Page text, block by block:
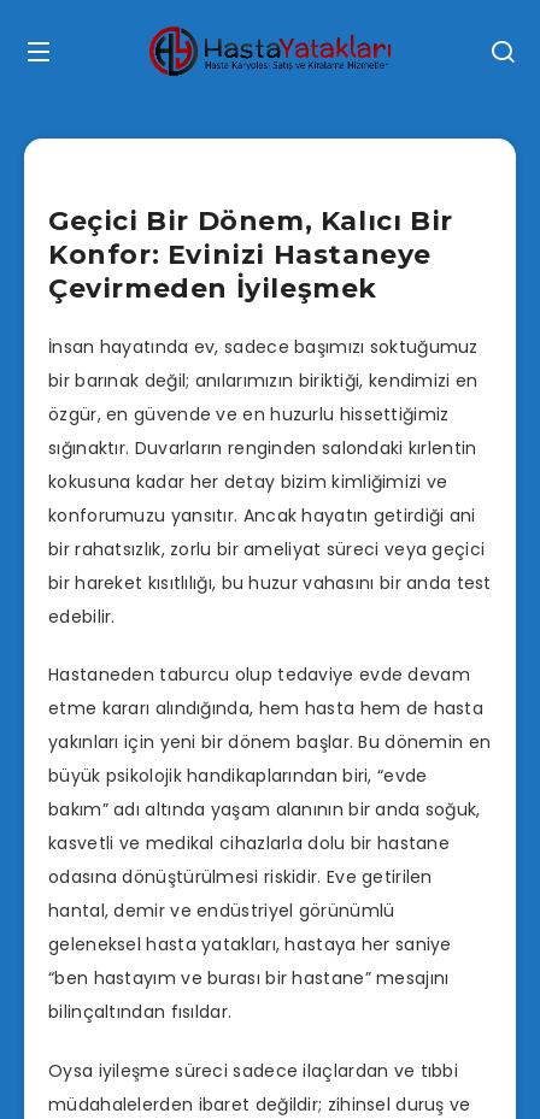
Geçici Bir Dönem, Kalıcı Bir
Konfor: Evinizi Hastaneye
Çevirmeden İyileşmek
İnsan hayatında ev, sadece başımızı soktuğumuz
bir barınak değil; anılarımızın biriktiği, kendimizi en
özgür, en güvende ve en huzurlu hissettiğimiz
sığınaktır. Duvarların renginden salondaki kırlentin
kokusuna kadar her detay bizim kimliğimizi ve
konforumuzu yansıtır. Ancak hayatın getirdiği ani
bir rahatsızlık, zorlu bir ameliyat süreci veya geçici
bir hareket kısıtlılığı, bu huzur vahasını bir anda test
edebilir.
Hastaneden taburcu olup tedaviye evde devam
etme kararı alındığında, hem hasta hem de hasta
yakınları için yeni bir dönem başlar. Bu dönemin en
büyük psikolojik handikaplarından biri, “evde
bakım” adı altında yaşam alanının bir anda soğuk,
kasvetli ve medikal cihazlarla dolu bir hastane
odasına dönüştürülmesi riskidir. Eve getirilen
hantal, demir ve endüstriyel görünümlü
geleneksel hasta yatakları, hastaya her saniye
“ben hastayım ve burası bir hastane” mesajını
bilinçaltından fısıldar.
Oysa iyileşme süreci sadece ilaçlardan ve tıbbi
müdahalelerden ibaret değildir; zihinsel duruş ve